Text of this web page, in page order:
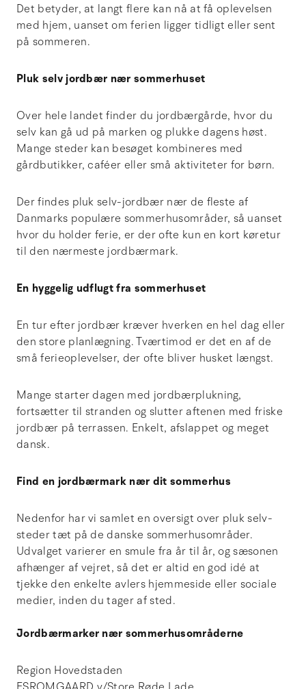
Det betyder, at langt flere kan nå at få oplevelsen
med hjem, uanset om ferien ligger tidligt eller sent
på sommeren.
Pluk selv jordbær nær sommerhuset
Over hele landet finder du jordbærgårde, hvor du
selv kan gå ud på marken og plukke dagens høst.
Mange steder kan besøget kombineres med
gårdbutikker, caféer eller små aktiviteter for børn.
Der findes pluk selv-jordbær nær de fleste af
Danmarks populære sommerhusområder, så uanset
hvor du holder ferie, er der ofte kun en kort køretur
til den nærmeste jordbærmark.
En hyggelig udflugt fra sommerhuset
En tur efter jordbær kræver hverken en hel dag eller
den store planlægning. Tværtimod er det en af de
små ferieoplevelser, der ofte bliver husket længst.
Mange starter dagen med jordbærplukning,
fortsætter til stranden og slutter aftenen med friske
jordbær på terrassen. Enkelt, afslappet og meget
dansk.
Find en jordbærmark nær dit sommerhus
Nedenfor har vi samlet en oversigt over pluk selv-
steder tæt på de danske sommerhusområder.
Udvalget varierer en smule fra år til år, og sæsonen
afhænger af vejret, så det er altid en god idé at
tjekke den enkelte avlers hjemmeside eller sociale
medier, inden du tager af sted.
Jordbærmarker nær sommerhusområderne
Region Hovedstaden